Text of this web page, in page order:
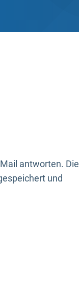
antworten. Die
und